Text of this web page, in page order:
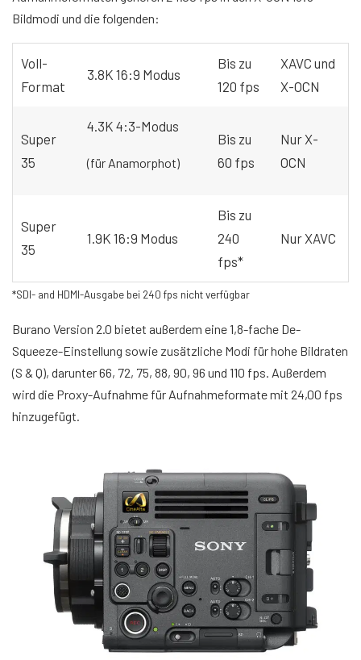
Bildmodi und die folgenden:
Voll-
Format
3.8K 16:9 Modus
Bis zu
120 fps
XAVC und
X-OCN
Super
35
4.3K 4:3-Modus
(für Anamorphot)
Bis zu
60 fps
Nur X-
OCN
Super
35
1.9K 16:9 Modus
Bis zu
240
fps*
Nur XAVC
*SDI- and HDMI-Ausgabe bei 240 fps nicht verfügbar
Burano Version 2.0 bietet außerdem eine 1,8-fache De-
Squeeze-Einstellung sowie zusätzliche Modi für hohe Bildraten
(S & Q), darunter 66, 72, 75, 88, 90, 96 und 110 fps. Außerdem
wird die Proxy-Aufnahme für Aufnahmeformate mit 24,00 fps
hinzugefügt.